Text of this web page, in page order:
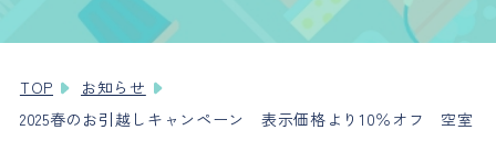
TOP
お知らせ
2025春のお引越しキャンペーン 表示価格より10％オフ 空室